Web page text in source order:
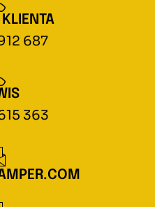
687
363